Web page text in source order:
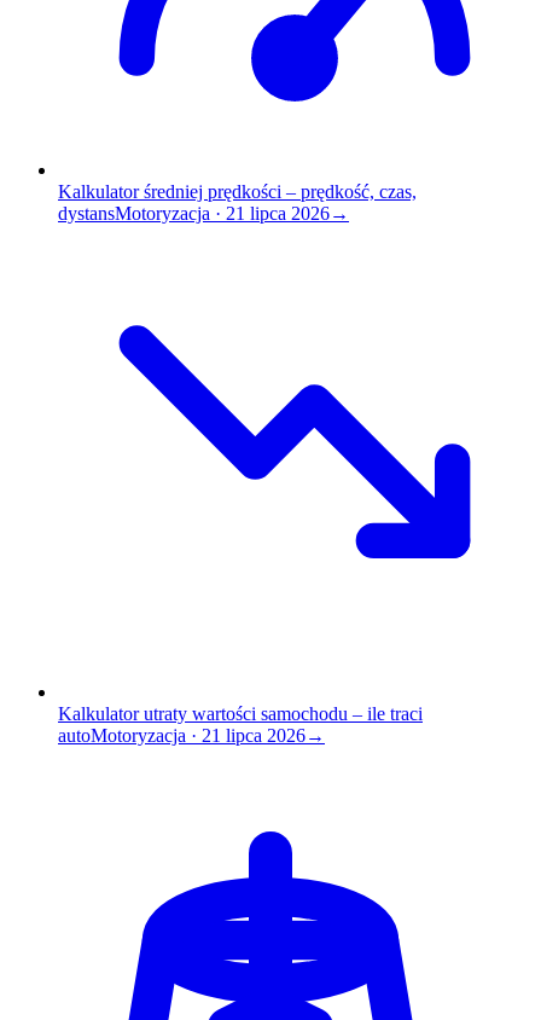
Kalkulator średniej prędkości – prędkość, czas,
dystansMotoryzacja · 21 lipca 2026→
Kalkulator utraty wartości samochodu – ile traci
autoMotoryzacja · 21 lipca 2026→